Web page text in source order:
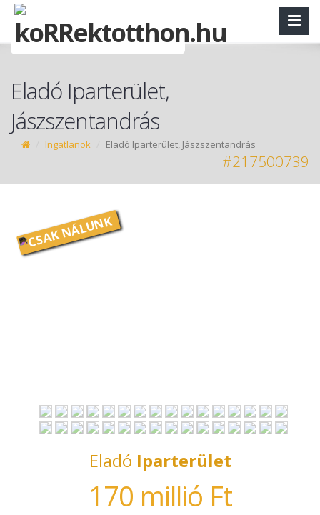
Eladó Iparterület,
Jászszentandrás
Ingatlanok Eladó Iparterület, Jászszentandrás
#217500739
Eladó Iparterület
170 millió Ft